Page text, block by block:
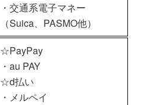
・交通系電子マネー
（Suica、PASMO他）
☆PayPay
・au PAY
☆d払い
・メルペイ